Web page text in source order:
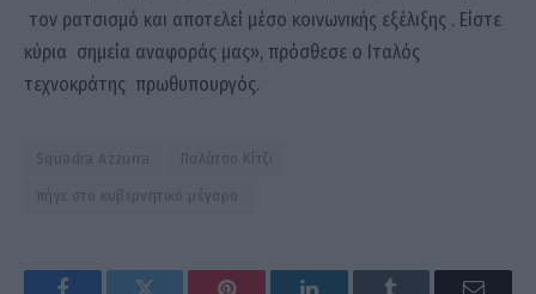
τον ρατσισμό και αποτελεί μέσο κοινωνικής εξέλιξης . Είστε
κύρια σημεία αναφοράς μας», πρόσθεσε ο Ιταλός
τεχνοκράτης πρωθυπουργός.
Squadra Azzurra Παλάτσο Κίτζι
πήγε στο κυβερνητικό μέγαρο